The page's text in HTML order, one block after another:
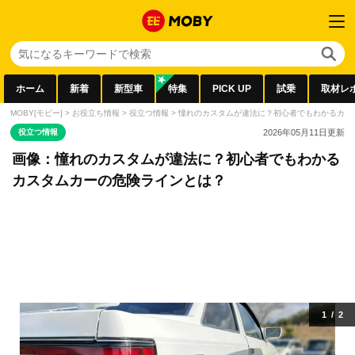
ホーム 新着 新型車 特集 PICK UP 試乗 取材レ
MOBY[モビー] > お役立ち情報 > 役立つ情報 > 憧れのカスタムが違法に？初心者でもわかるカ
役立つ情報 2026年05月11日更新
画像：憧れのカスタムが違法に？初心者でもわかる
カスタムカーの危険ラインとは？
1/ 2